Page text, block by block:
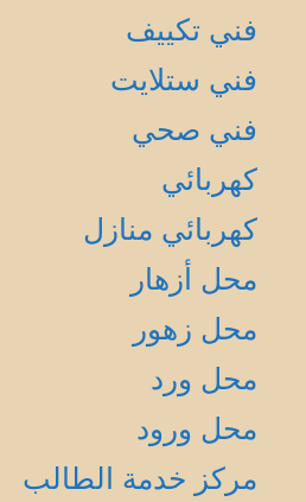
فني تكييف
فني ستلايت
فني صحي
كهربائي
كهربائي منازل
محل أزهار
محل زهور
محل ورد
محل ورود
مركز خدمة الطالب